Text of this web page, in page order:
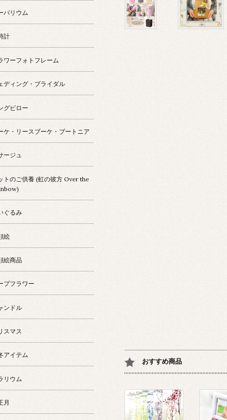
おすすめ商品
バリウム
計
ワーフォトフレーム
ディング・ブライダル
グピロー
ケ・リースブーケ・ブートニア
ージュ
トのご供養 (虹の彼方 Over the
ぐるみ
絵
絵商品
プフラワー
ンドル
スマス
アイテム
リウム
月